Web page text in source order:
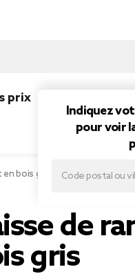
Indiquez
pour voir
prix
bois gris
de
gris